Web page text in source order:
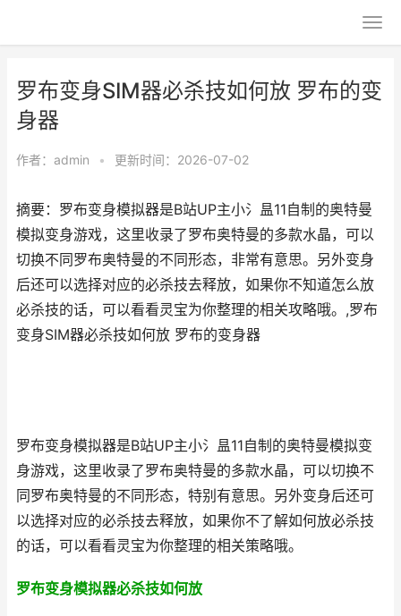
罗布变身SIM器必杀技如何放 罗布的变
身器
作者： admin • 更新时间：2026-07-02
摘要：罗布变身模拟器是B站UP主小氵昷11自制的奥特曼
模拟变身游戏，这里收录了罗布奥特曼的多款水晶，可以
切换不同罗布奥特曼的不同形态，非常有意思。另外变身
后还可以选择对应的必杀技去释放，如果你不知道怎么放
必杀技的话，可以看看灵宝为你整理的相关攻略哦。,罗布
变身SIM器必杀技如何放 罗布的变身器
罗布变身模拟器是B站UP主小氵昷11自制的奥特曼模拟变
身游戏，这里收录了罗布奥特曼的多款水晶，可以切换不
同罗布奥特曼的不同形态，特别有意思。另外变身后还可
以选择对应的必杀技去释放，如果你不了解如何放必杀技
的话，可以看看灵宝为你整理的相关策略哦。
罗布变身模拟器必杀技如何放